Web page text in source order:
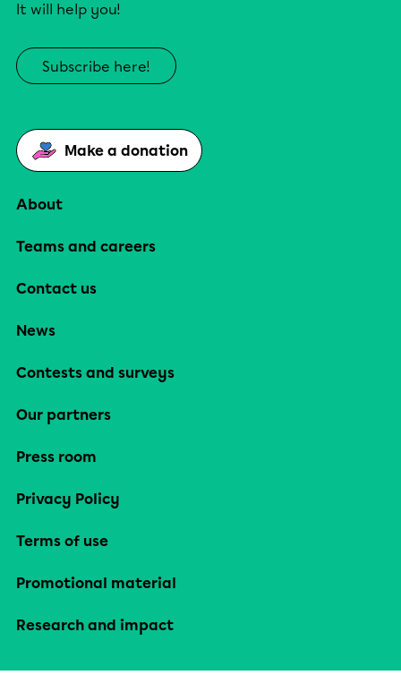
It will help you!
Subscribe here!
Make a donation
About
Teams and careers
Contact us
News
Contests and surveys
Our partners
Press room
Privacy Policy
Terms of use
Promotional material
Research and impact